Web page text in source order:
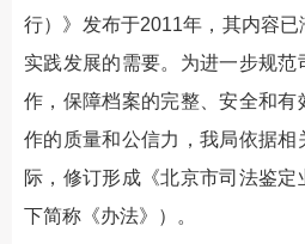
行）》发布于2011年，其内容
实践发展的需要。为进一步规范
作，保障档案的完整、安全和有
作的质量和公信力，我局依据
际，修订形成《北京市司法鉴
下简称《办法》）。